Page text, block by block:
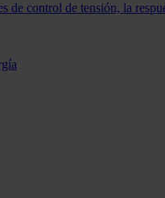
de control de tensión, la